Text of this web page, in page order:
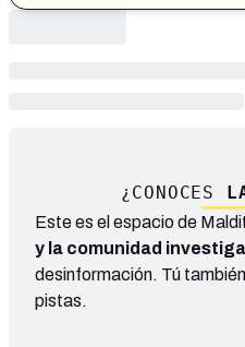
¿CONOCES
Este es el espacio de
y la comunidad
desinformación. Tú
pistas.